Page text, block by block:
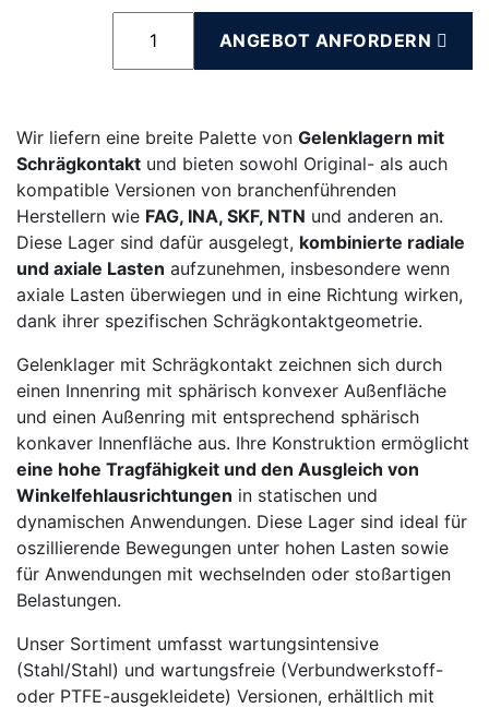
ANGEBOT ANFORDERN
Wir liefern eine breite Palette von Gelenklagern mit
Schrägkontakt und bieten sowohl Original- als auch
kompatible Versionen von branchenführenden
Herstellern wie FAG, INA, SKF, NTN und anderen an.
Diese Lager sind dafür ausgelegt, kombinierte radiale
und axiale Lasten aufzunehmen, insbesondere wenn
axiale Lasten überwiegen und in eine Richtung wirken,
dank ihrer spezifischen Schrägkontaktgeometrie.
Gelenklager mit Schrägkontakt zeichnen sich durch
einen Innenring mit sphärisch konvexer Außenfläche
und einen Außenring mit entsprechend sphärisch
konkaver Innenfläche aus. Ihre Konstruktion ermöglicht
eine hohe Tragfähigkeit und den Ausgleich von
Winkelfehlausrichtungen in statischen und
dynamischen Anwendungen. Diese Lager sind ideal für
oszillierende Bewegungen unter hohen Lasten sowie
für Anwendungen mit wechselnden oder stoßartigen
Belastungen.
Unser Sortiment umfasst wartungsintensive
(Stahl/Stahl) und wartungsfreie (Verbundwerkstoff-
oder PTFE-ausgekleidete) Versionen, erhältlich mit